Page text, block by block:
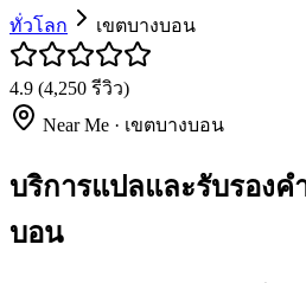
ทั่วโลก
เขตบางบอน
4.9 (4,250 รีวิว)
Near Me · เขตบางบอน
บริการแปลและรับรองค
บอน